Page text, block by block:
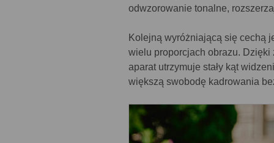
odwzorowanie tonalne,
Kolejną wyróżniającą się cechą
wielu proporcjach obrazu. Dzięki
aparat utrzymuje stały kąt
większą swobodę kadrowania